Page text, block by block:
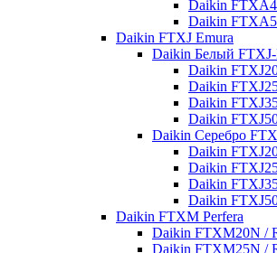
Daikin
Daikin
Daikin FTXJ Emura
Daikin Белый
Daikin
Daikin
Daikin
Daikin
Daikin Серебро
Daikin
Daikin
Daikin
Daikin
Daikin FTXM Perfera
Daikin FTXM20N /
Daikin FTXM25N /